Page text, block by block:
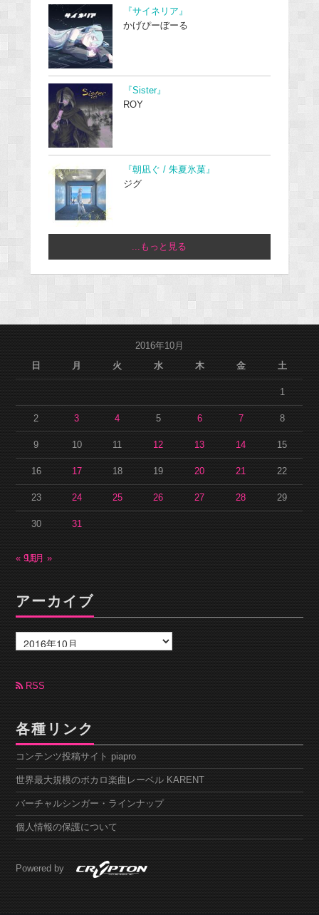
『サイネリア』
かげぴーぼーる
『Sister』
ROY
『朝凪ぐ / 朱夏氷菓』
ジグ
...もっと見る
2016年10月
日
月 火 水 木 金 土
1
2 3 4 5 6 7 8
9 10 11 12 13 14 15
16 17 18 19 20 21 22
23 24 25 26 27 28 29
30 31
« 9月
11月 »
アーカイブ
ー
カ
ブRSS
各種リンク
コンテンツ投稿サイト piapro
世界最大規模のボカロ楽曲レーベル KARENT
バーチャルシンガー・ラインナップ
個人情報の保護について
Powered by